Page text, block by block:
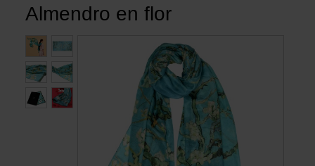
Moda
Para la casa
Hogar y Cocina
Almendro en flor